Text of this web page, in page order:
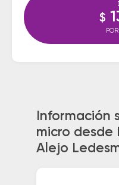
$
Información
micro desde
Alejo